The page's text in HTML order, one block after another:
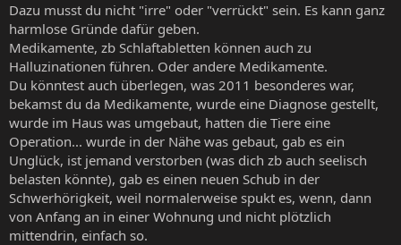
Dazu musst du nicht "irre" oder "verrückt" sein. Es kann ganz
harmlose Gründe dafür geben.
Medikamente, zb Schlaftabletten können auch zu
Halluzinationen führen. Oder andere Medikamente.
Du könntest auch überlegen, was 2011 besonderes war,
bekamst du da Medikamente, wurde eine Diagnose gestellt,
wurde im Haus was umgebaut, hatten die Tiere eine
Operation... wurde in der Nähe was gebaut, gab es ein
Unglück, ist jemand verstorben (was dich zb auch seelisch
belasten könnte), gab es einen neuen Schub in der
Schwerhörigkeit, weil normalerweise spukt es, wenn, dann
von Anfang an in einer Wohnung und nicht plötzlich
mittendrin, einfach so.